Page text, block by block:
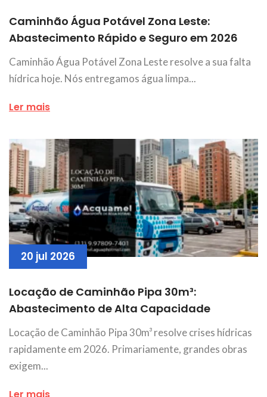
Caminhão Água Potável Zona Leste:
Abastecimento Rápido e Seguro em 2026
Caminhão Água Potável Zona Leste resolve a sua falta
hídrica hoje. Nós entregamos água limpa...
Ler mais
20 jul 2026
Locação de Caminhão Pipa 30m³:
Abastecimento de Alta Capacidade
Locação de Caminhão Pipa 30m³ resolve crises hídricas
rapidamente em 2026. Primariamente, grandes obras
exigem...
Ler mais